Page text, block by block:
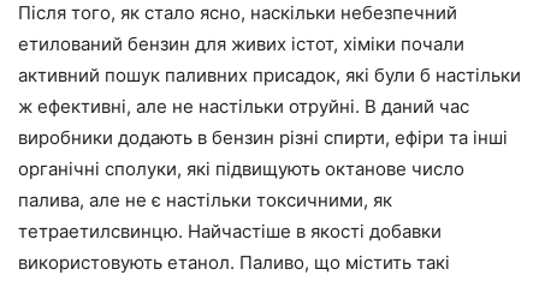
Після того, як стало ясно, наскільки небезпечний
етилований бензин для живих істот, хіміки почали
активний пошук паливних присадок, які були б настільки
ж ефективні, але не настільки отруйні. В даний час
виробники додають в бензин різні спирти, ефіри та інші
органічні сполуки, які підвищують октанове число
палива, але не є настільки токсичними, як
тетраетилсвинцю. Найчастіше в якості добавки
використовують етанол. Паливо, що містить такі